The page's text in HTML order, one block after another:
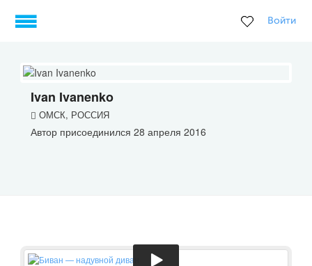
Войти
Ivan Ivanenko
ОМСК, РОССИЯ
Автор присоединился 28 апреля 2016